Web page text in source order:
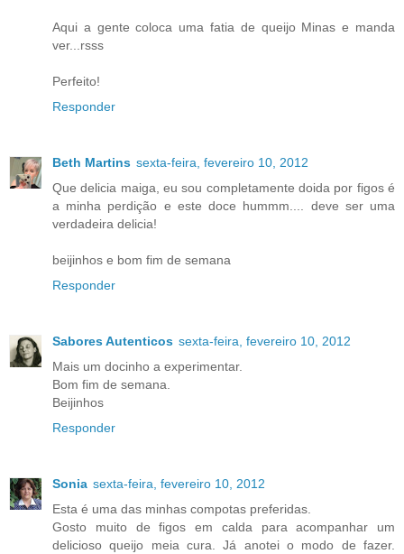
Aqui a gente coloca uma fatia de queijo Minas e manda
ver...rsss
Perfeito!
Responder
Beth Martins sexta-feira, fevereiro 10, 2012
Que delicia maiga, eu sou completamente doida por figos é
a minha perdição e este doce hummm.... deve ser uma
verdadeira delicia!
beijinhos e bom fim de semana
Responder
Sabores Autenticos sexta-feira, fevereiro 10, 2012
Mais um docinho a experimentar.
Bom fim de semana.
Beijinhos
Responder
Sonia sexta-feira, fevereiro 10, 2012
Esta é uma das minhas compotas preferidas.
Gosto muito de figos em calda para acompanhar um
delicioso queijo meia cura. Já anotei o modo de fazer.